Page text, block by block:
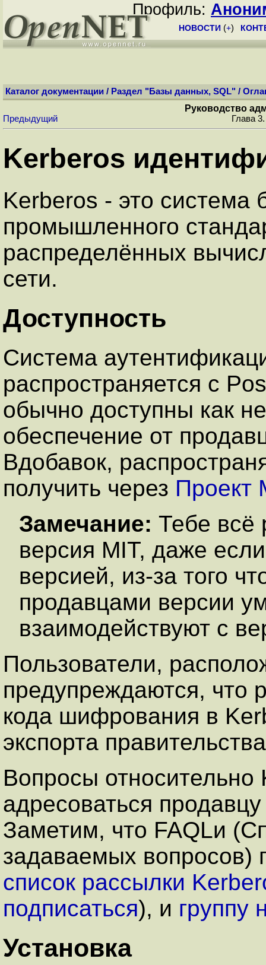
Профиль:
НОВОСТИ (+)
Каталог документации / Раздел "Базы данных, SQL" /
Руководство
Предыдущий Глава
Kerberos
Kerberos - это система
промышленного
распределённых
сети.
Доступность
Система
распространяется с
обычно доступны как
обеспечение от
Вдобавок,
получить через Проект
Замечание: Тебе всё
версия MIT, даже
версией, из-за того
продавцами версии
взаимодействуют с
Пользователи,
предупреждаются, что
кода шифрования в
экспорта
Вопросы относительно
адресоваться
Заметим, что FAQLи
задаваемых вопросов)
список рассылки
подписаться), и группу
Установка